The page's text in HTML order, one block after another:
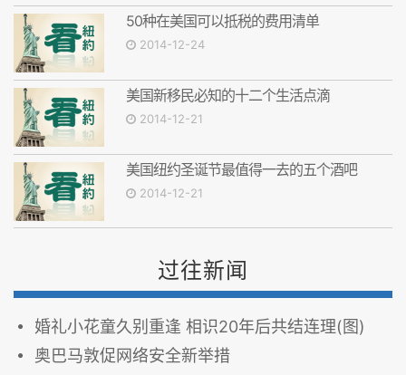
50种在美国可以抵税的费用清单
2014-12-24
美国新移民必知的十二个生活点滴
2014-12-21
美国纽约圣诞节最值得一去的五个酒吧
2014-12-21
过往新闻
婚礼小花童久别重逢 相识20年后共结连理(图)
奥巴马敦促网络安全新举措